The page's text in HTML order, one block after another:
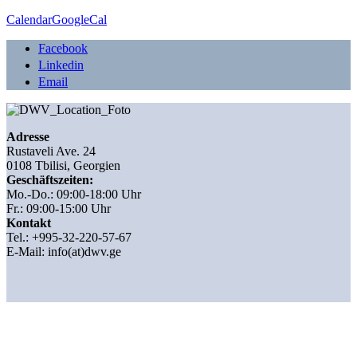
CalendarGoogleCal
Facebook
Linkedin
Email
Adresse
Rustaveli Ave. 24
0108 Tbilisi, Georgien
Geschäftszeiten:
Mo.-Do.: 09:00-18:00 Uhr
Fr.: 09:00-15:00 Uhr
Kontakt
Tel.: +995-32-220-57-67
E-Mail: info(at)dwv.ge